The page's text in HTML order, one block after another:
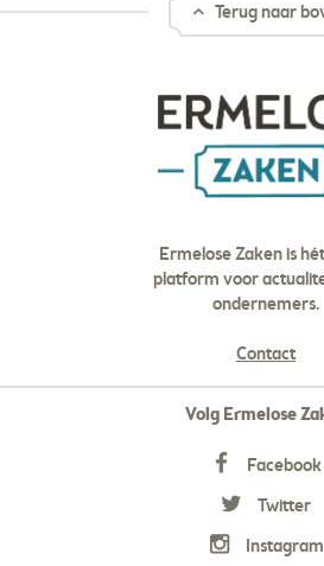
Terug naar
Ermelose Zaken is
platform voor
ondernemers.
Contact
Volg Ermelose
Facebook
Twitter
Instagram